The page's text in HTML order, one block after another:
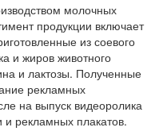
молочных
продукции включает
из соевого
и жиров животного
и лактозы. Полученные
рекламных
на выпуск видеоролика
рекламных плакатов.